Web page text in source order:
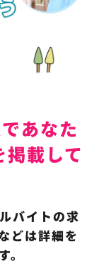
あなた
載して
バイトの求
どは詳細を